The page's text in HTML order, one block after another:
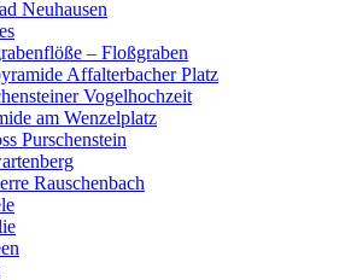
Neuhausen
– Floßgraben
Affalterbacher Platz
Vogelhochzeit
am Wenzelplatz
Purschenstein
Rauschenbach